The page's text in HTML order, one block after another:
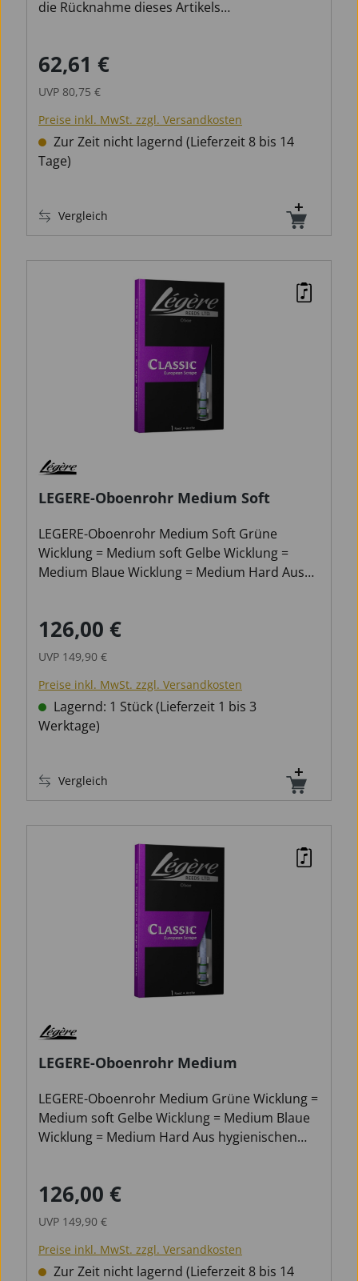
die Rücknahme dieses Artikels
Verkaufspreis:
62,61 €
UVP 80,75 €
Preise inkl. MwSt. zzgl. Versandkosten
Zur Zeit nicht lagernd (Lieferzeit 8 bis 14
Tage)
Vergleich
LEGERE-Oboenrohr Medium Soft
LEGERE-Oboenrohr Medium Soft Grüne
Wicklung = Medium soft Gelbe Wicklung =
Medium Blaue Wicklung = Medium Hard Aus
Verkaufspreis:
126,00 €
UVP 149,90 €
Preise inkl. MwSt. zzgl. Versandkosten
Lagernd: 1 Stück (Lieferzeit 1 bis 3
Werktage)
Vergleich
LEGERE-Oboenrohr Medium
LEGERE-Oboenrohr Medium Grüne Wicklung =
Medium soft Gelbe Wicklung = Medium Blaue
Wicklung = Medium Hard Aus hygienischen
Verkaufspreis:
126,00 €
UVP 149,90 €
Preise inkl. MwSt. zzgl. Versandkosten
Zur Zeit nicht lagernd (Lieferzeit 8 bis 14